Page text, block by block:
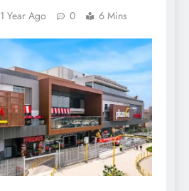
1 Year Ago 0 6 Mins